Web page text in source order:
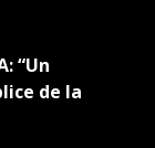
“Un
de la